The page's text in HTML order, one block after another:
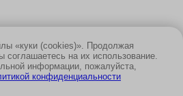
«куки (cookies)». Продолжая
соглашаетесь на их использование.
информации, пожалуйста,
конфиденциальности